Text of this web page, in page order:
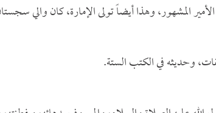
الأمير المشهور، وهذا أيضاً تولى الإمارة، كان والي
وحديثه في الكتب الستة.